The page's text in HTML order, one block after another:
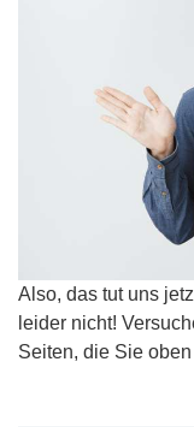
Also, das tut uns
leider nicht!
Seiten, die Sie